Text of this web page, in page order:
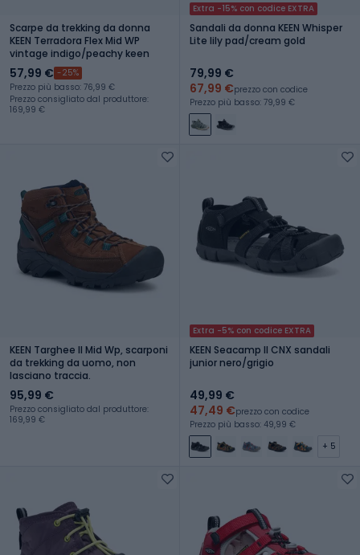
Scarpe da trekking da donna
KEEN Terradora Flex Mid WP
vintage indigo/peachy keen
57,99 € -25%
Prezzo più basso: 76,99 €
Prezzo consigliato dal produttore:
169,99 €
Extra -15% con codice EXTRA
Sandali da donna KEEN Whisper
Lite lily pad/cream gold
79,99 €
67,99 €prezzo con codice
Prezzo più basso: 79,99 €
KEEN Targhee II Mid Wp, scarponi
da trekking da uomo, non
lasciano traccia.
95,99 €
Prezzo consigliato dal produttore:
169,99 €
Extra -5% con codice EXTRA
KEEN Seacamp II CNX sandali
junior nero/grigio
49,99 €
47,49 €prezzo con codice
Prezzo più basso: 49,99 €
+ 5